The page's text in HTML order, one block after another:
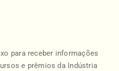
para receber informações
e prêmios da Indústria